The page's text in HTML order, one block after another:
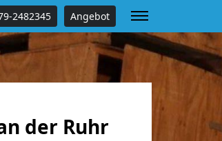
2482345 Angebot
der Ruhr